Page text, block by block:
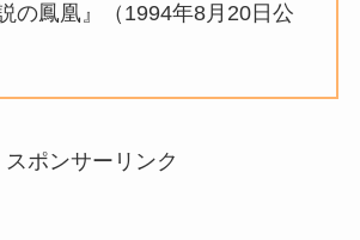
の鳳凰』（1994年8月20日公
スポンサーリンク